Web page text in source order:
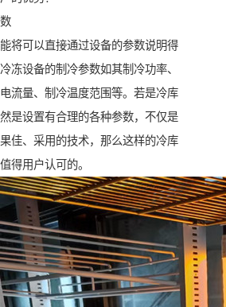
可以直接通过设备的参数说明得
冻设备的制冷参数如其制冷功率、
流量、制冷温度范围等。若是冷库
是设置有合理的各种参数，不仅是
佳、采用的技术，那么这样的冷库
得用户认可的。